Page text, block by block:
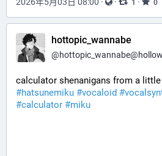
1 0
hottopic_wannabe
@
#hatsunemiku #vocaloid
#calculator #miku